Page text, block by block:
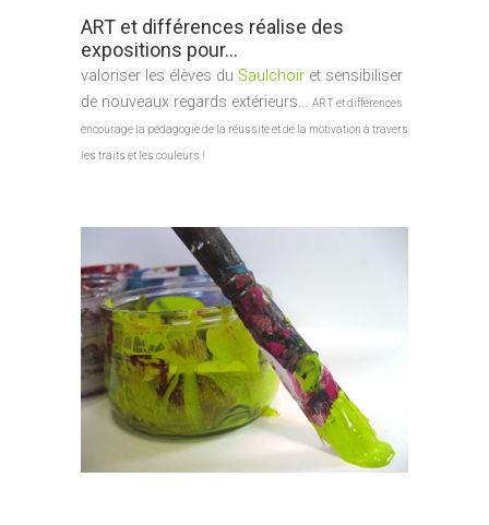
ART et différences réalise des
expositions pour…
valoriser les élèves du Saulchoir et sensibiliser
de nouveaux regards extérieurs… ART et différences
encourage la pédagogie de la réussite et de la motivation à travers
les traits et les couleurs !